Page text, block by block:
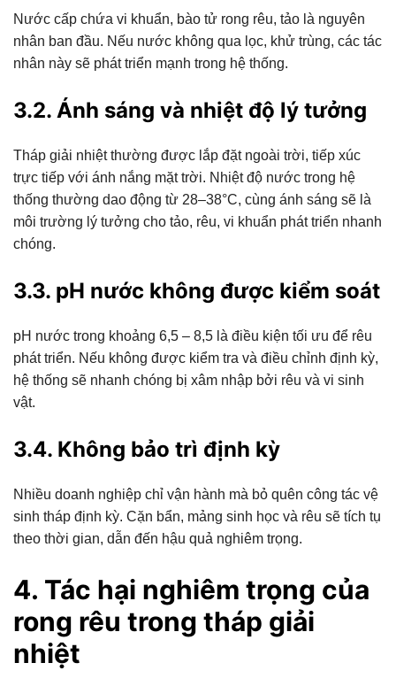
Nước cấp chứa vi khuẩn, bào tử rong rêu, tảo là nguyên
nhân ban đầu. Nếu nước không qua lọc, khử trùng, các tác
nhân này sẽ phát triển mạnh trong hệ thống.
3.2. Ánh sáng và nhiệt độ lý tưởng
Tháp giải nhiệt thường được lắp đặt ngoài trời, tiếp xúc
trực tiếp với ánh nắng mặt trời. Nhiệt độ nước trong hệ
thống thường dao động từ 28–38°C, cùng ánh sáng sẽ là
môi trường lý tưởng cho tảo, rêu, vi khuẩn phát triển nhanh
chóng.
3.3. pH nước không được kiểm soát
pH nước trong khoảng 6,5 – 8,5 là điều kiện tối ưu để rêu
phát triển. Nếu không được kiểm tra và điều chỉnh định kỳ,
hệ thống sẽ nhanh chóng bị xâm nhập bởi rêu và vi sinh
vật.
3.4. Không bảo trì định kỳ
Nhiều doanh nghiệp chỉ vận hành mà bỏ quên công tác vệ
sinh tháp định kỳ. Cặn bẩn, mảng sinh học và rêu sẽ tích tụ
theo thời gian, dẫn đến hậu quả nghiêm trọng.
4. Tác hại nghiêm trọng của
rong rêu trong tháp giải
nhiệt